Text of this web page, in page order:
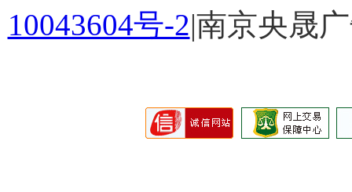
10043604号-2|南京央晟